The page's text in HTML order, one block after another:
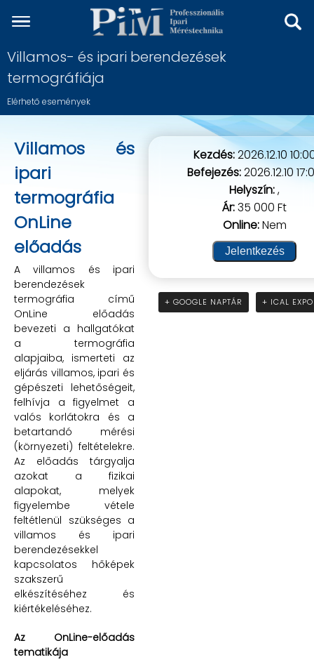
Villamos- és ipari berendezések
termográfiája
Elérhető események
Villamos és
ipari
termográfia
OnLine
előadás
A villamos és ipari
berendezések
termográfia című
OnLine előadás
bevezeti a hallgatókat
a termográfia
alapjaiba, ismerteti az
eljárás villamos, ipari és
gépészeti lehetőségeit,
felhívja a figyelmet a
valós korlátokra és a
betartandó mérési
(környezeti) feltételekre.
Az előadás tárgyalja
azokat a fizikai
alapokat, melyek
figyelembe vétele
feltétlenül szükséges a
villamos és ipari
berendezésekkel
kapcsolatos hőképek
szakszerű
elkészítéséhez és
kiértékeléséhez.
Az OnLine-előadás
tematikája
Kezdés:2026.12.10
Befejezés:2026.12.10
Helyszín:,
Ár:35 000 Ft
Online:Nem
Jelentkezés
+ GOOGLE NAPTÁR + ICAL